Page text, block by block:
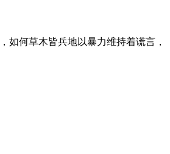
如何草木皆兵地以暴力维持着谎言，